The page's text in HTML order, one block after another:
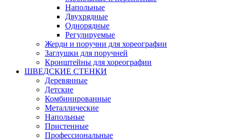
Напольные
Двухрядные
Однорядные
Регулируемые
Жерди и поручни для хореографии
Заглушки для поручней
Кронштейны для хореографии
ШВЕДСКИЕ СТЕНКИ
Деревянные
Детские
Комбинированные
Металлические
Напольные
Пристенные
Профессиональные